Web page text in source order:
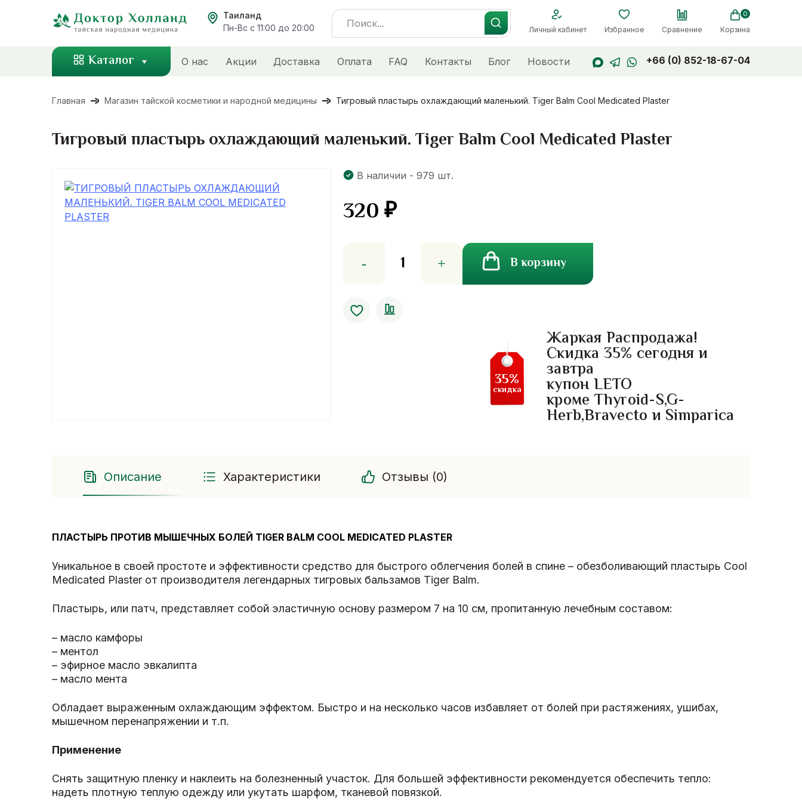
Таиланд
Пн-Вс с 11:00 до 20:00
Search
for:
Личный кабинет Избранное Сравнение
0
Корзина
Каталог О нас Акции Доставка Оплата FAQ Контакты Блог Новости +66 (0) 852-18-67-04
Главная Магазин тайской косметики и народной медицины Тигровый пластырь охлаждающий маленький. Tiger Balm Cool Medicated Plaster
Тигровый пластырь охлаждающий маленький. Tiger Balm Cool Medicated Plaster
В наличии - 979 шт.
320₽
товара
охлаждающий
В корзину
Жаркая Распродажа!
Скидка 35% сегодня и
завтра
купон LETO
кроме Thyroid-S,G-
Herb,Bravecto и Simparica
35%
скидка
Описание Характеристики Отзывы (0)
ПЛАСТЫРЬ ПРОТИВ МЫШЕЧНЫХ БОЛЕЙ TIGER BALM COOL MEDICATED PLASTER
Уникальное в своей простоте и эффективности средство для быстрого облегчения болей в спине – обезболивающий пластырь Cool
Medicated Plaster от производителя легендарных тигровых бальзамов Tiger Balm.
Пластырь, или патч, представляет собой эластичную основу размером 7 на 10 см, пропитанную лечебным составом:
– масло камфоры
– ментол
– эфирное масло эвкалипта
– масло мента
Обладает выраженным охлаждающим эффектом. Быстро и на несколько часов избавляет от болей при растяжениях, ушибах,
мышечном перенапряжении и т.п.
Применение
Снять защитную пленку и наклеить на болезненный участок. Для большей эффективности рекомендуется обеспечить тепло:
надеть плотную теплую одежду или укутать шарфом, тканевой повязкой.